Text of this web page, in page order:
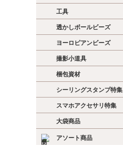
工具
透かしボールビーズ
ヨーロピアンビーズ
撮影小道具
梱包資材
シーリングスタンプ特集
スマホアクセサリ特集
大袋商品
アソート商品